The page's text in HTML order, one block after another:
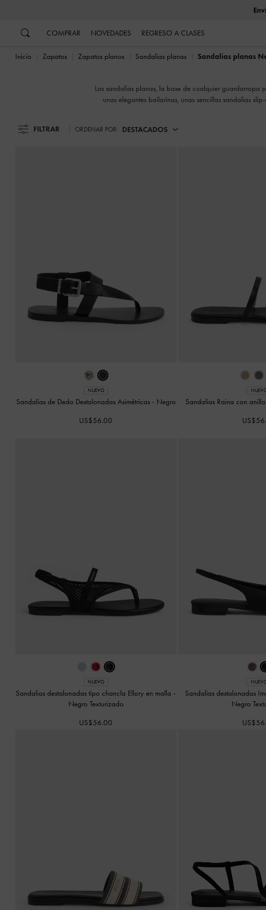
COMPRAR NOVEDADES REGRESO A CLASES
Inicio Zapatos Zapatos planos Sandalias planas Sandalias planas
Las sandalias planas, la base de cualquier guardarropa
unas elegantes bailarinas, unas sencillas sandalias
FILTRAR ORDENAR POR: DESTACADOS
NUEVO
Sandalias de Dedo Destalonadas Asimétricas - Negro
US$56.00
Sandalias Raina con
NUEVO
Sandalias destalonadas tipo chancla Ellory en malla -
Negro Texturizado
US$56.00
Sandalias destalonadas
Negro